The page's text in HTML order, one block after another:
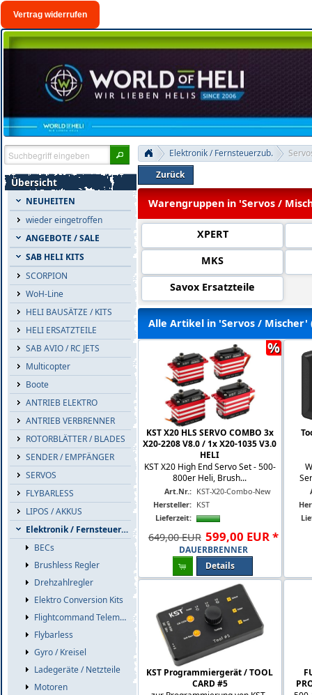
Vertrag widerrufen
Übersicht
NEUHEITEN
wieder eingetroffen
ANGEBOTE / SALE
SAB HELI KITS
SCORPION
WoH-Line
HELI BAUSÄTZE / KITS
HELI ERSATZTEILE
SAB AVIO / RC JETS
Multicopter
Boote
ANTRIEB ELEKTRO
ANTRIEB VERBRENNER
ROTORBLÄTTER / BLADES
SENDER / EMPFÄNGER
SERVOS
FLYBARLESS
LIPOS / AKKUS
Elektronik / Fernsteuerzub.
BECs
Brushless Regler
Drehzahlregler
Elektro Conversion Kits
Flightcommand Telemetrie
Flybarless
Gyro / Kreisel
Ladegeräte / Netzteile
Motoren
Elektronik / Fernsteuerzub.
Zurück
Warengruppen in 'Servos /
XPERT
MKS
Savox Ersatzteile
Alle Artikel in 'Servos / Mischer'
KST X20 HLS SERVO COMBO 3x
X20-2208 V8.0 / 1x X20-1035 V3.0
HELI
KST X20 High End Servo Set - 500-
800er Heli, Brush...
Art.Nr.: KST-X20-Combo-New
Hersteller: KST
Lieferzeit:
649,00 EUR 599,00 EUR*
DAUERBRENNER
Details
%
KST Programmiergerät / TOOL
CARD #5